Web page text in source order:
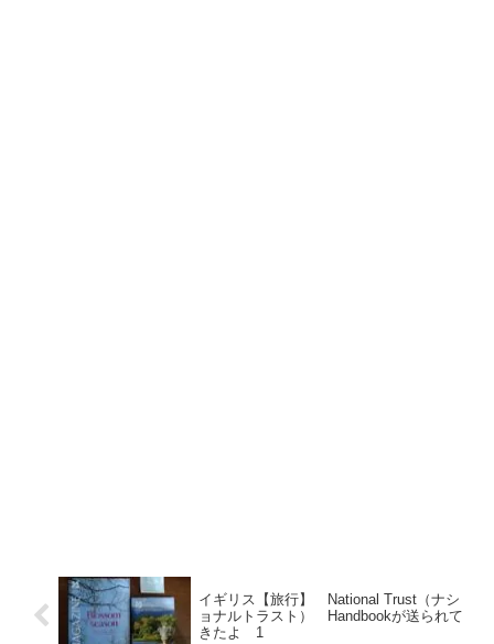
イギリス【旅行】 National Trust（ナシ
ョナルトラスト） Handbookが送られて
きたよ 1